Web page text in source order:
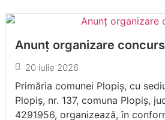
Anunț organizare concurs
20 iulie 2026
Primăria comunei Plopiș, cu
Plopiș, nr. 137, comuna Plopiș,
4291956, organizează, în